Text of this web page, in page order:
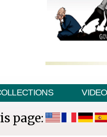
VIDEO
page: